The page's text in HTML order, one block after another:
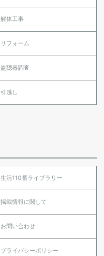
解体工事
リフォーム
盗聴器調査
引越し
生活110番ライブラリー
掲載情報に関して
お問い合わせ
プライバシーポリシー